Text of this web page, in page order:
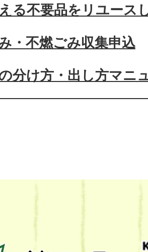
る不要品をリユース
・不燃ごみ収集申込
の分け方・出し方マニ